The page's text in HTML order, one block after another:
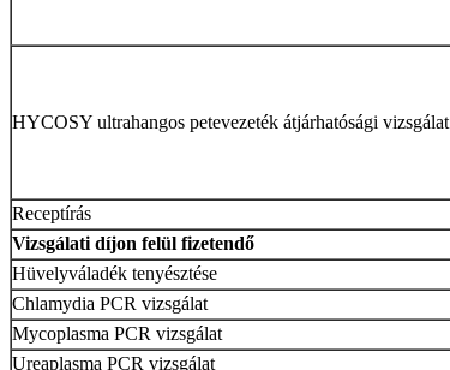
HYCOSY ultrahangos petevezeték átjárhatósági vizsgálat
Receptírás
Vizsgálati díjon felül fizetendő
Hüvelyváladék tenyésztése
Chlamydia PCR vizsgálat
Mycoplasma PCR vizsgálat
Ureaplasma PCR vizsgálat